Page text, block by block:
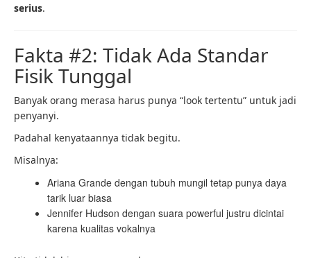
serius.
Fakta #2: Tidak Ada Standar
Fisik Tunggal
Banyak orang merasa harus punya “look tertentu” untuk jadi
penyanyi.
Padahal kenyataannya tidak begitu.
Misalnya:
Ariana Grande dengan tubuh mungil tetap punya daya
tarik luar biasa
Jennifer Hudson dengan suara powerful justru dicintai
karena kualitas vokalnya